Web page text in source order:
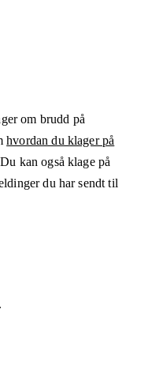
om brudd på
hvordan du klager på
kan også klage på
du har sendt til